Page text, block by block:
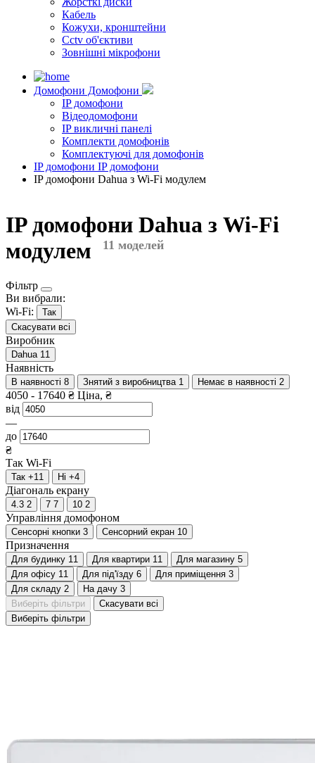
Кабель
Кожухи, кронштейни
Cctv об'єктиви
Зовнішні мікрофони
Домофони Домофони
IP домофони
Відеодомофони
IP викличні панелі
Комплекти домофонів
Комплектуючі для домофонів
IP домофони IP домофони
IP домофони Dahua з Wi-Fi модулем
IP домофони Dahua з Wi-Fi
модулем
11 моделей
Фільтр
Ви вибрали:
Wi-Fi:
Так
Скасувати всі
Виробник
Dahua 11
Наявність
В наявності 8 Знятий з виробництва 1 Немає в наявності 2
4050 - 17640 ₴ Ціна, ₴
від
—
до
₴
Так Wi-Fi
Так +11 Ні +4
Діагональ екрану
4.3 2 7 7 10 2
Управління домофоном
Сенсорні кнопки 3 Сенсорний екран 10
Призначення
Для будинку 11 Для квартири 11 Для магазину 5
Для офісу 11 Для під'їзду 6 Для приміщення 3
Для складу 2 На дачу 3
Виберіть фільтри
Скасувати всі
Виберіть фільтри